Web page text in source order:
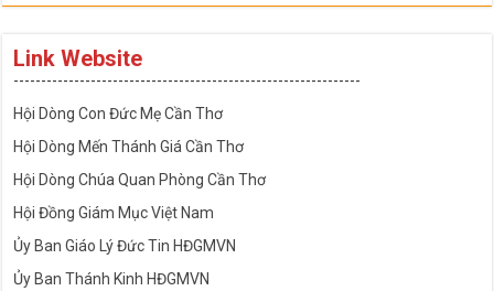
Link Website
---------------------------------------------------------------
Hội Dòng Con Đức Mẹ Cần Thơ
Hội Dòng Mến Thánh Giá Cần Thơ
Hội Dòng Chúa Quan Phòng Cần Thơ
Hội Đồng Giám Mục Việt Nam
Ủy Ban Giáo Lý Đức Tin HĐGMVN
Ủy Ban Thánh Kinh HĐGMVN